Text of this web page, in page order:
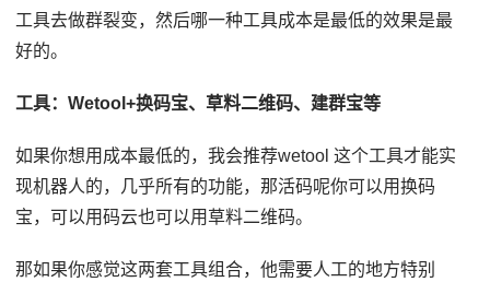
工具去做群裂变，然后哪一种工具成本是最低的效果是最
好的。
工具：Wetool+换码宝、草料二维码、建群宝等
如果你想用成本最低的，我会推荐wetool 这个工具才能实
现机器人的，几乎所有的功能，那活码呢你可以用换码
宝，可以用码云也可以用草料二维码。
那如果你感觉这两套工具组合，他需要人工的地方特别